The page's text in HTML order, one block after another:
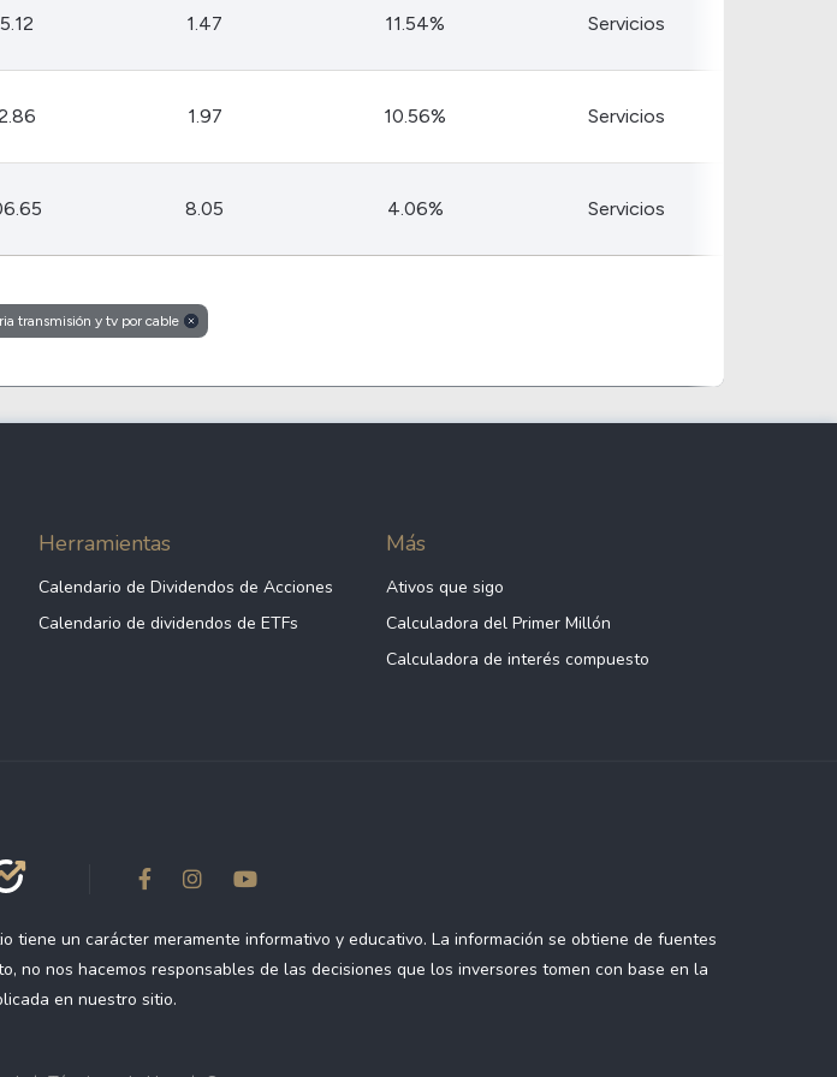
1.47 11.54% Servicios
1.97 10.56% Servicios
8.05 4.06% Servicios
transmisión y tv por cable
Herramientas
Calendario de Dividendos de Acciones
Calendario de dividendos de ETFs
Más
Ativos que sigo
Calculadora del Primer Millón
Calculadora de interés compuesto
tiene un carácter meramente informativo y educativo. La información se obtiene de fuentes
no nos hacemos responsables de las decisiones que los inversores tomen con base en la
en nuestro sitio.